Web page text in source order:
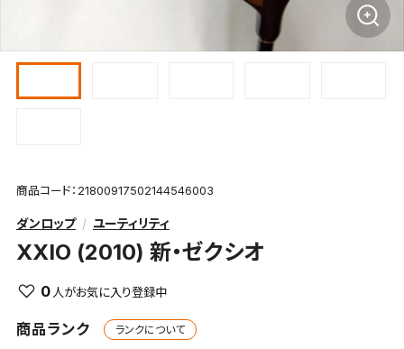
商品コード：21800917502144546003
ダンロップ ユーティリティ
XXIO (2010) 新・ゼクシオ
0
商品ランク ランクについて